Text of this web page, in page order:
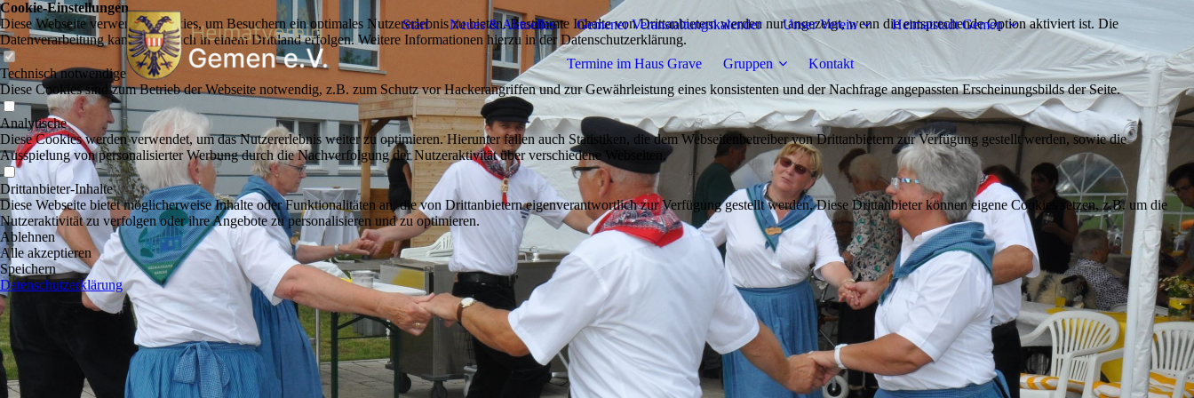
Start Neues & Aktuelles Gemener Veranstaltungskalender Unser Verein Heimatstadt Gemen
Termine im Haus Grave Gruppen Kontakt
Cookie-Einstellungen
Diese Webseite verwendet Cookies, um Besuchern ein optimales Nutzererlebnis zu bieten. Bestimmte Inhalte von Drittanbietern werden nur angezeigt, wenn die entsprechende Option aktiviert ist. Die
Datenverarbeitung kann dann auch in einem Drittland erfolgen. Weitere Informationen hierzu in der Datenschutzerklärung.
Technisch notwendige
Diese Cookies sind zum Betrieb der Webseite notwendig, z.B. zum Schutz vor Hackerangriffen und zur Gewährleistung eines konsistenten und der Nachfrage angepassten Erscheinungsbilds der Seite.
Analytische
Diese Cookies werden verwendet, um das Nutzererlebnis weiter zu optimieren. Hierunter fallen auch Statistiken, die dem Webseitenbetreiber von Drittanbietern zur Verfügung gestellt werden, sowie die
Ausspielung von personalisierter Werbung durch die Nachverfolgung der Nutzeraktivität über verschiedene Webseiten.
Drittanbieter-Inhalte
Diese Webseite bietet möglicherweise Inhalte oder Funktionalitäten an, die von Drittanbietern eigenverantwortlich zur Verfügung gestellt werden. Diese Drittanbieter können eigene Cookies setzen, z.B. um die
Nutzeraktivität zu verfolgen oder ihre Angebote zu personalisieren und zu optimieren.
Ablehnen
Alle akzeptieren
Speichern
Datenschutzerklärung